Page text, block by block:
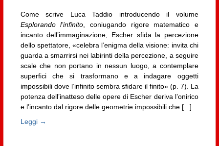
Come scrive Luca Taddio introducendo il volume
Esplorando l’infinito, coniugando rigore matematico e
incanto dell’immaginazione, Escher sfida la percezione
dello spettatore, «celebra l’enigma della visione: invita chi
guarda a smarrirsi nei labirinti della percezione, a seguire
scale che non portano in nessun luogo, a contemplare
superfici che si trasformano e a indagare oggetti
impossibili dove l’infinito sembra sfidare il finito» (p. 7). La
potenza dell’inatteso delle opere di Escher deriva l’onirico
e l’incanto dal rigore delle geometrie impossibili che [...]
Leggi →